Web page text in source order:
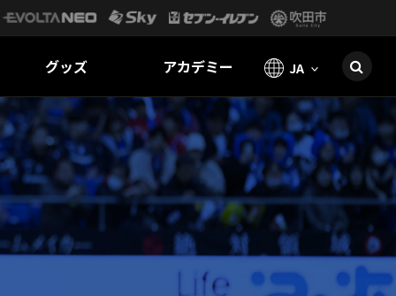
グッズ アカデミー JA